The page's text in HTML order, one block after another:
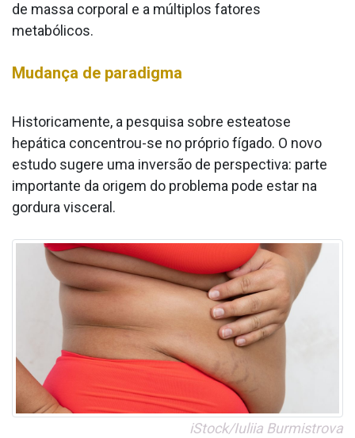
de massa corporal e a múltiplos fatores
metabólicos.
Mudança de paradigma
Historicamente, a pesquisa sobre esteatose
hepática concentrou-se no próprio fígado. O novo
estudo sugere uma inversão de perspectiva: parte
importante da origem do problema pode estar na
gordura visceral.
iStock/Iuliia Burmistrova